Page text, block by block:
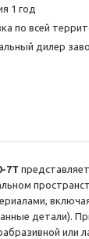
1 год
по всей
дилер
7T
детали).
или